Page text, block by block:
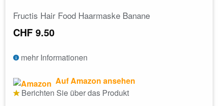
Fructis Hair Food Haarmaske Banane
CHF 9.50
mehr Informationen
Auf Amazon ansehen
Berichten Sie über das Produkt